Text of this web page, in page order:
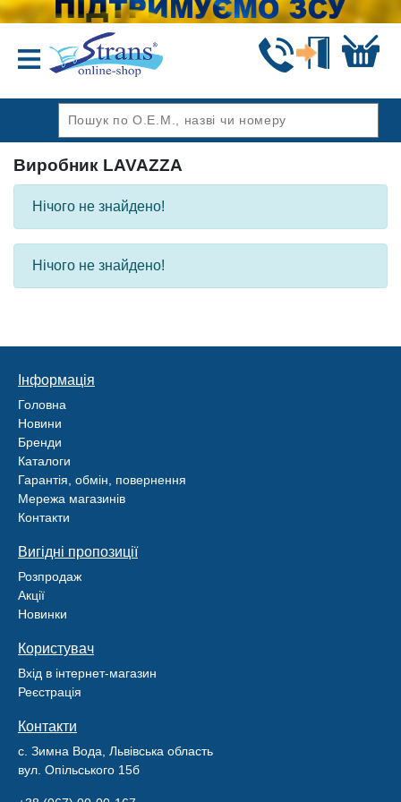
Виробник LAVAZZA
Нічого не знайдено!
Нічого не знайдено!
Інформація
Головна
Новини
Бренди
Каталоги
Гарантія, обмін, повернення
Мережа магазинів
Контакти
Вигідні пропозиції
Розпродаж
Акції
Новинки
Користувач
Вхід в інтернет-магазин
Реєстрація
Контакти
с. Зимна Вода, Львівська область
вул. Опільського 15б